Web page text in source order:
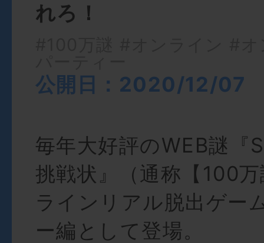
れろ！
公開日：2020/12/07
毎年大好評のWEB謎『
挑戦状』（通称【100
ラインリアル脱出ゲー
ー編として登場。